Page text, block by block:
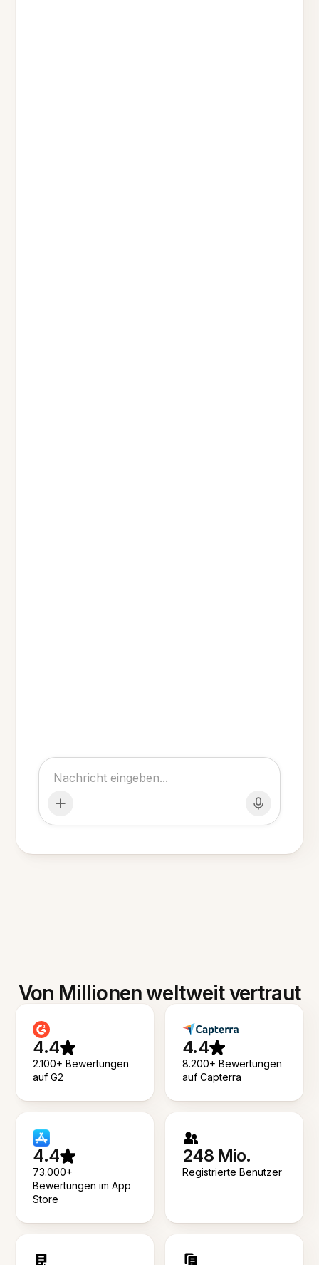
Von Millionen weltweit vertraut
4.4
2.100+ Bewertungen
auf G2
4.4
8.200+ Bewertungen
auf Capterra
4.4
73.000+
Bewertungen im App
Store
248 Mio.
Registrierte Benutzer